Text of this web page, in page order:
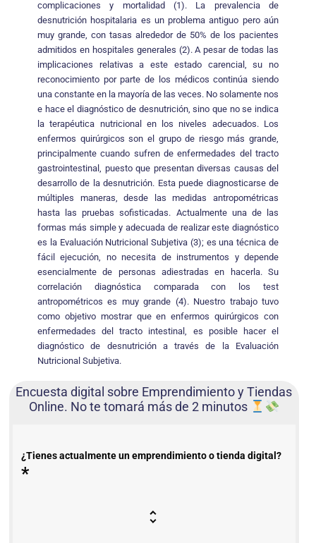
complicaciones y mortalidad (1). La prevalencia de
desnutrición hospitalaria es un problema antiguo pero aún
muy grande, con tasas alrededor de 50% de los pacientes
admitidos en hospitales generales (2). A pesar de todas las
implicaciones relativas a este estado carencial, su no
reconocimiento por parte de los médicos continúa siendo
una constante en la mayoría de las veces. No solamente nos
e hace el diagnóstico de desnutrición, sino que no se indica
la terapéutica nutricional en los niveles adecuados. Los
enfermos quirúrgicos son el grupo de riesgo más grande,
principalmente cuando sufren de enfermedades del tracto
gastrointestinal, puesto que presentan diversas causas del
desarrollo de la desnutrición. Esta puede diagnosticarse de
múltiples maneras, desde las medidas antropométricas
hasta las pruebas sofisticadas. Actualmente una de las
formas más simple y adecuada de realizar este diagnóstico
es la Evaluación Nutricional Subjetiva (3); es una técnica de
fácil ejecución, no necesita de instrumentos y depende
esencialmente de personas adiestradas en hacerla. Su
correlación diagnóstica comparada con los test
antropométricos es muy grande (4). Nuestro trabajo tuvo
como objetivo mostrar que en enfermos quirúrgicos con
enfermedades del tracto intestinal, es posible hacer el
diagnóstico de desnutrición a través de la Evaluación
Nutricional Subjetiva.
Encuesta digital sobre Emprendimiento y Tiendas
Online. No te tomará más de 2 minutos
¿Tienes actualmente un emprendimiento o tienda digital?
*